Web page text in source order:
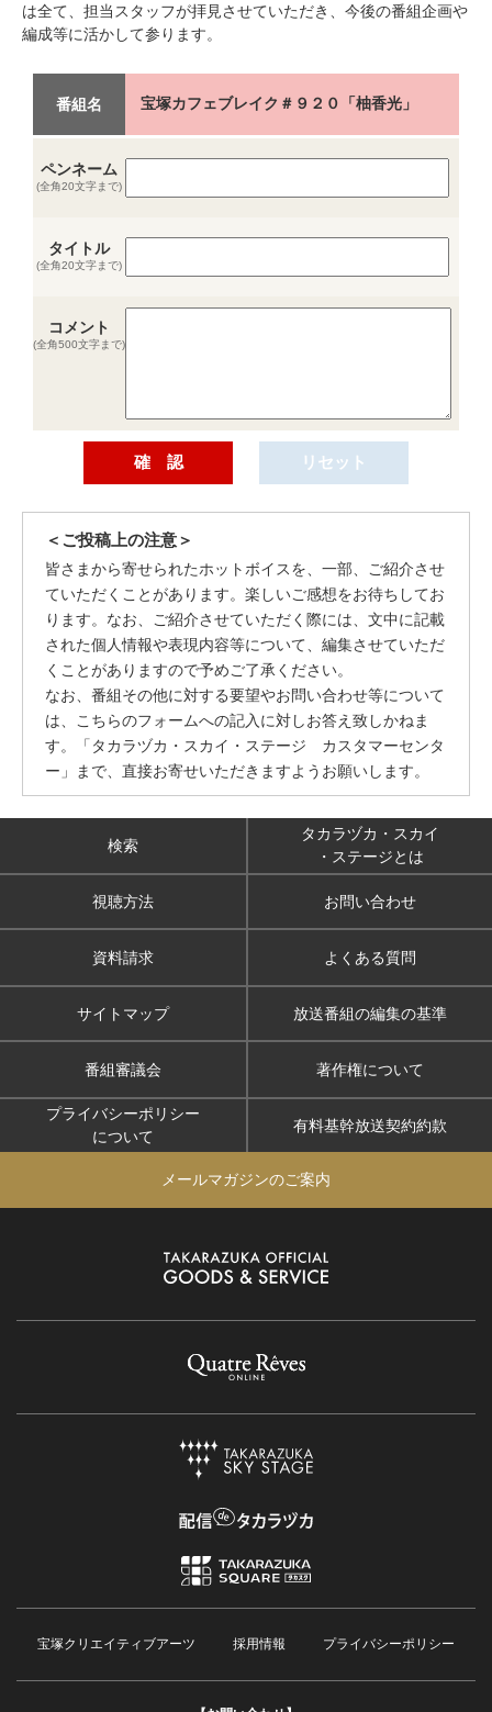
は全て、担当スタッフが拝見させていただき、今後の番組企画や
編成等に活かして参ります。
番組名 宝塚カフェブレイク＃９２０「柚香光」
ペンネーム
(全角20文字まで)
タイトル
(全角20文字まで)
コメント
(全角500文字まで)
＜ご投稿上の注意＞
皆さまから寄せられたホットボイスを、一部、ご紹介させ
ていただくことがあります。楽しいご感想をお待ちしてお
ります。なお、ご紹介させていただく際には、文中に記載
された個人情報や表現内容等について、編集させていただ
くことがありますので予めご了承ください。
なお、番組その他に対する要望やお問い合わせ等について
は、こちらのフォームへの記入に対しお答え致しかねま
す。「タカラヅカ・スカイ・ステージ カスタマーセンタ
ー」まで、直接お寄せいただきますようお願いします。
検索
タカラヅカ・スカイ
・ステージとは
視聴方法 お問い合わせ
資料請求 よくある質問
サイトマップ 放送番組の編集の基準
番組審議会 著作権について
プライバシーポリシー
について
有料基幹放送契約約款
メールマガジンのご案内
宝塚クリエイティブアーツ 採用情報 プライバシーポリシー